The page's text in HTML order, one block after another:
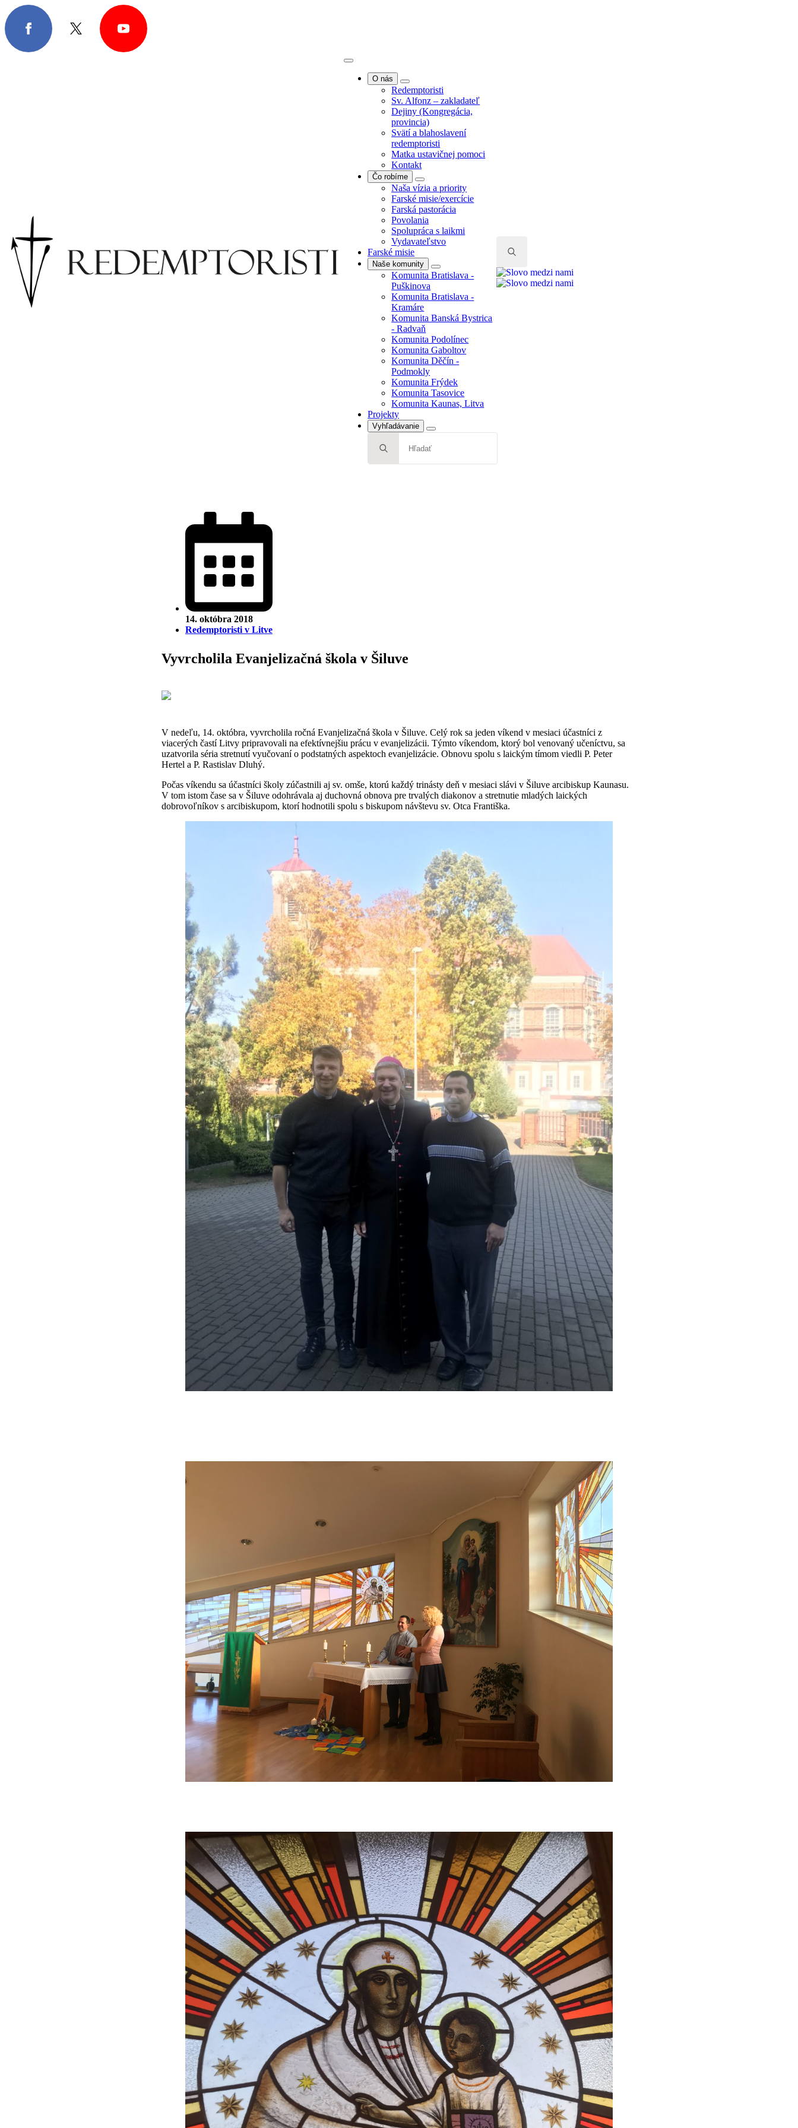
O nás
Redemptoristi
Sv. Alfonz – zakladateľ
Dejiny (Kongregácia,
provincia)
Svätí a blahoslavení
redemptoristi
Matka ustavičnej pomoci
Kontakt
Čo robíme
Naša vízia a priority
Farské misie/exercície
Farská pastorácia
Povolania
Spolupráca s laikmi
Vydavateľstvo
Farské misie
Naše komunity
Komunita Bratislava -
Puškinova
Komunita Bratislava -
Kramáre
Komunita Banská Bystrica
- Radvaň
Komunita Podolínec
Komunita Gaboltov
Komunita Děčín -
Podmokly
Komunita Frýdek
Komunita Tasovice
Komunita Kaunas, Litva
Projekty
Vyhľadávanie
for:
Search
for:
Svätí a blahoslavení
redemptoristi
Matka ustavičnej pomoci
Kontakt
Čo robíme
Naša vízia a priority
Farské misie/exercície
Farská pastorácia
Povolania
Spolupráca s laikmi
Vydavateľstvo
Farské misie
Naše komunity
Komunita Bratislava -
Puškinova
Komunita Bratislava -
Kramáre
Komunita Banská Bystrica -
Radvaň
Komunita Podolínec
Komunita Gaboltov
Komunita Děčín -
Podmokly
Komunita Frýdek
Komunita Tasovice
Komunita Kaunas, Litva
Projekty
14. októbra 2018
Redemptoristi v Litve
Vyvrcholila Evanjelizačná škola v Šiluve
V nedeľu, 14. októbra, vyvrcholila ročná Evanjelizačná škola v Šiluve. Celý rok sa jeden víkend v mesiaci účastníci z
viacerých častí Litvy pripravovali na efektívnejšiu prácu v evanjelizácii. Týmto víkendom, ktorý bol venovaný učeníctvu, sa
uzatvorila séria stretnutí vyučovaní o podstatných aspektoch evanjelizácie. Obnovu spolu s laickým tímom viedli P. Peter
Hertel a P. Rastislav Dluhý.
Počas víkendu sa účastníci školy zúčastnili aj sv. omše, ktorú každý trinásty deň v mesiaci slávi v Šiluve arcibiskup Kaunasu.
V tom istom čase sa v Šiluve odohrávala aj duchovná obnova pre trvalých diakonov a stretnutie mladých laických
dobrovoľníkov s arcibiskupom, ktorí hodnotili spolu s biskupom návštevu sv. Otca Františka.